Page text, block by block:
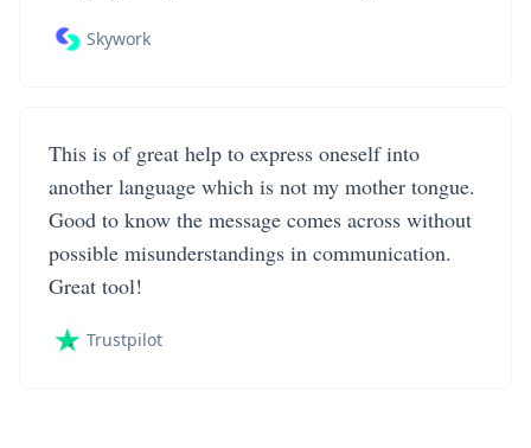
Skywork
This is of great help to express oneself into
another language which is not my mother tongue.
Good to know the message comes across without
possible misunderstandings in communication.
Great tool!
Trustpilot